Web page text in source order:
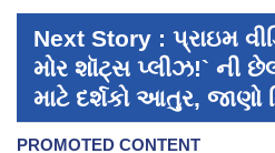
Next Story : પ્રાઇમ
મોર શૉટ્સ પ્લીઝ!` ની
માટે દર્શકો આતુર, જાણો